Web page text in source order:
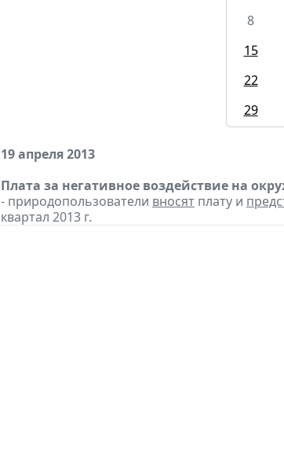
8
15
22
29
19 апреля 2013
Плата за негативное воздействие на
- природопользователи вносят плату и
квартал 2013 г.